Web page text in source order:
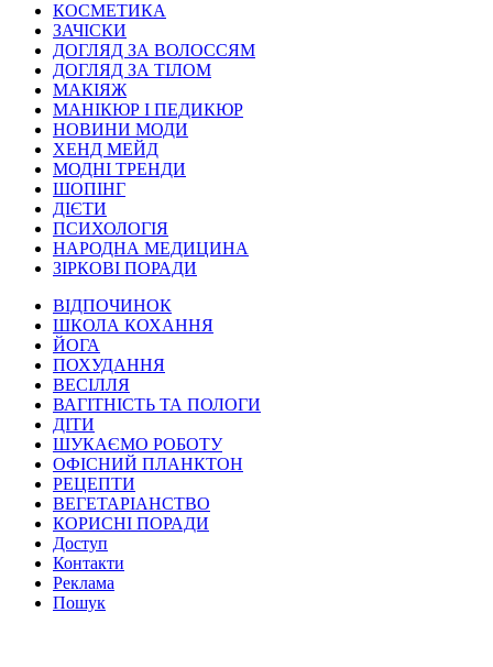
КОСМЕТИКА
ЗАЧІСКИ
ДОГЛЯД ЗА ВОЛОССЯМ
ДОГЛЯД ЗА ТІЛОМ
МАКІЯЖ
МАНІКЮР І ПЕДИКЮР
НОВИНИ МОДИ
ХЕНД МЕЙД
МОДНІ ТРЕНДИ
ШОПІНГ
ДІЄТИ
ПСИХОЛОГІЯ
НАРОДНА МЕДИЦИНА
ЗІРКОВІ ПОРАДИ
ВІДПОЧИНОК
ШКОЛА КОХАННЯ
ЙОГА
ПОХУДАННЯ
ВЕСІЛЛЯ
ВАГІТНІСТЬ ТА ПОЛОГИ
ДІТИ
ШУКАЄМО РОБОТУ
ОФІСНИЙ ПЛАНКТОН
РЕЦЕПТИ
ВЕГЕТАРІАНСТВО
КОРИСНІ ПОРАДИ
Доступ
Контакти
Реклама
Пошук